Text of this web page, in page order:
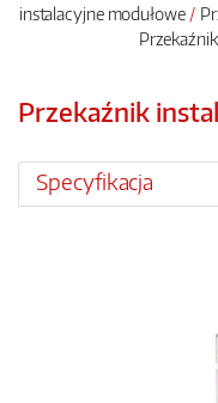
instalacyjne modułowe
Przekaźnik
Specyfikacja